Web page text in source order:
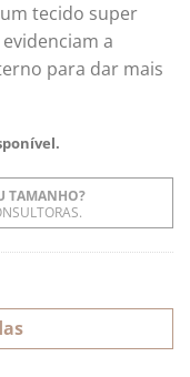
tecido super
a
para dar mais
TAMANHO?